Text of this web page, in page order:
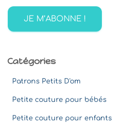
h
r
Catégories
Patrons Petits D'om
Petite couture pour bébés
Petite couture pour enfants